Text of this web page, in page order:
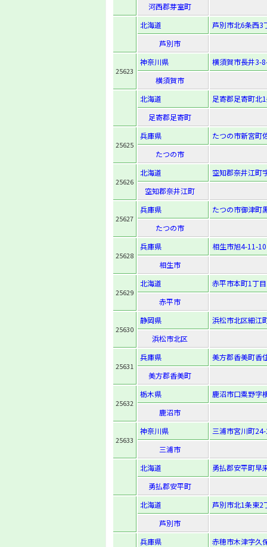
河西郡芽室町
北海道
芦別市北6条西3
芦別市
25623
神奈川県
横須賀市長井3-
横須賀市
北海道
足寄郡足寄町北
足寄郡足寄町
25625
兵庫県
たつの市新宮町
たつの市
25626
北海道
空知郡奈井江町
空知郡奈井江町
25627
兵庫県
たつの市御津町
たつの市
25628
兵庫県
相生市旭4-11-10
相生市
25629
北海道
赤平市本町1丁
赤平市
25630
静岡県
浜松市北区細江
浜松市北区
25631
兵庫県
美方郡香美町香
美方郡香美町
25632
栃木県
鹿沼市口粟野字
鹿沼市
25633
神奈川県
三浦市宮川町
三浦市
北海道
勇払郡安平町早
勇払郡安平町
北海道
芦別市北1条東2
芦別市
兵庫県
赤穂市木津字久